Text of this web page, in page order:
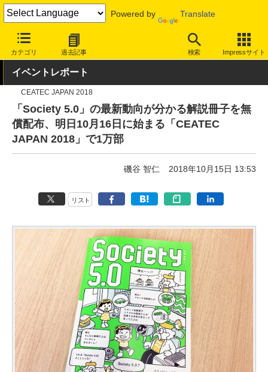
Powered by Translate
カテゴリ 過去記事 検索 Impressサイト
INTERNET Watch イベント 2018
イベントレポート
CEATEC JAPAN 2018
「Society 5.0」の最新動向が分かる解説冊子を無
償配布、明日10月16日に始まる「CEATEC
JAPAN 2018」で1万部
磯谷 智仁 2018年10月15日 13:53
リスト